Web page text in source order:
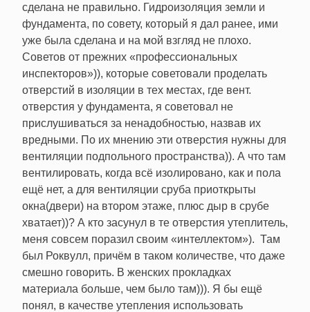
сделана не правильно. Гидроизоляция земли и
фундамента, по совету, который я дал ранее, ими
уже была сделана и на мой взгляд не плохо.
Советов от прежних «профессиональных
инспекторов»)), которые советовали проделать
отверстий в изоляции в тех местах, где вент.
отверстия у фундамента, я советовал не
прислушиваться за ненадобностью, назвав их
вредными. По их мнению эти отверстия нужны для
вентиляции подпольного пространства)). А что там
вентилировать, когда всё изолировано, как и пола
ещё нет, а для вентиляции сруба приоткрыты
окна(двери) на втором этаже, плюс дыр в срубе
хватает))? А кто засунул в те отверстия утеплитель,
меня совсем поразил своим «интеллектом»). Там
был Роквулл, причём в таком количестве, что даже
смешно говорить. В женских прокладках
материала больше, чем было там))). Я бы ещё
понял, в качестве утепления использовать